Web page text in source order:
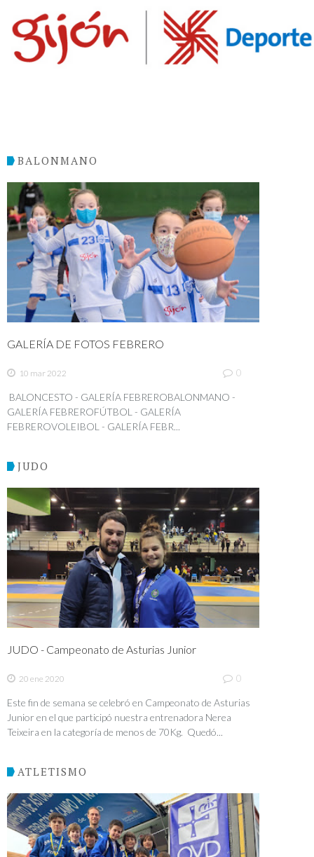
BALONMANO
GALERÍA DE FOTOS FEBRERO
10 mar 2022 0
BALONCESTO - GALERÍA FEBREROBALONMANO -
GALERÍA FEBREROFÚTBOL - GALERÍA
FEBREROVOLEIBOL - GALERÍA FEBR...
JUDO
JUDO - Campeonato de Asturias Junior
20 ene 2020 0
Este fin de semana se celebró en Campeonato de Asturias
Junior en el que participó nuestra entrenadora Nerea
Teixeira en la categoría de menos de 70Kg. Quedó...
ATLETISMO